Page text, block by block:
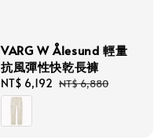
VARG W Ålesund 輕量
抗風彈性快乾長褲
Sale
price
NT$ 6,192 Regular
NT$ 6,880